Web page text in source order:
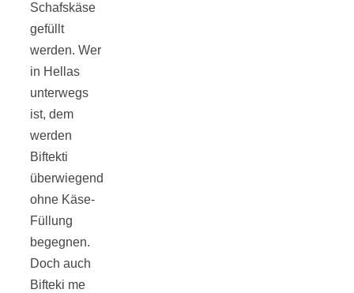
Schafskäse
gefüllt
werden. Wer
in Hellas
unterwegs
ist, dem
werden
Biftekti
überwiegend
ohne Käse-
Füllung
begegnen.
Doch auch
Bifteki me